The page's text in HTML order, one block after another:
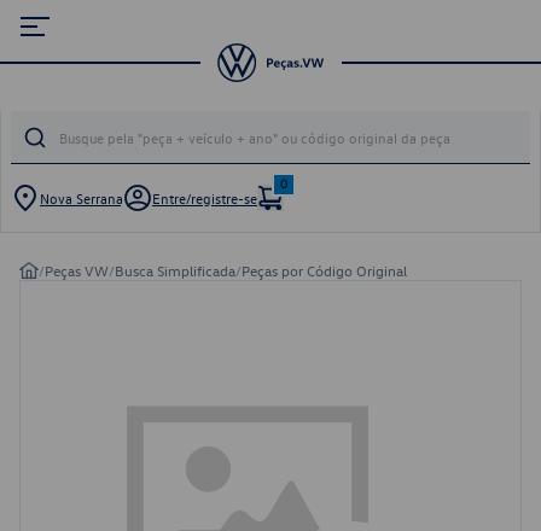
Nova Serrana Entre/registre-se
0
/Peças VW/Busca Simplificada/Peças por Código Original